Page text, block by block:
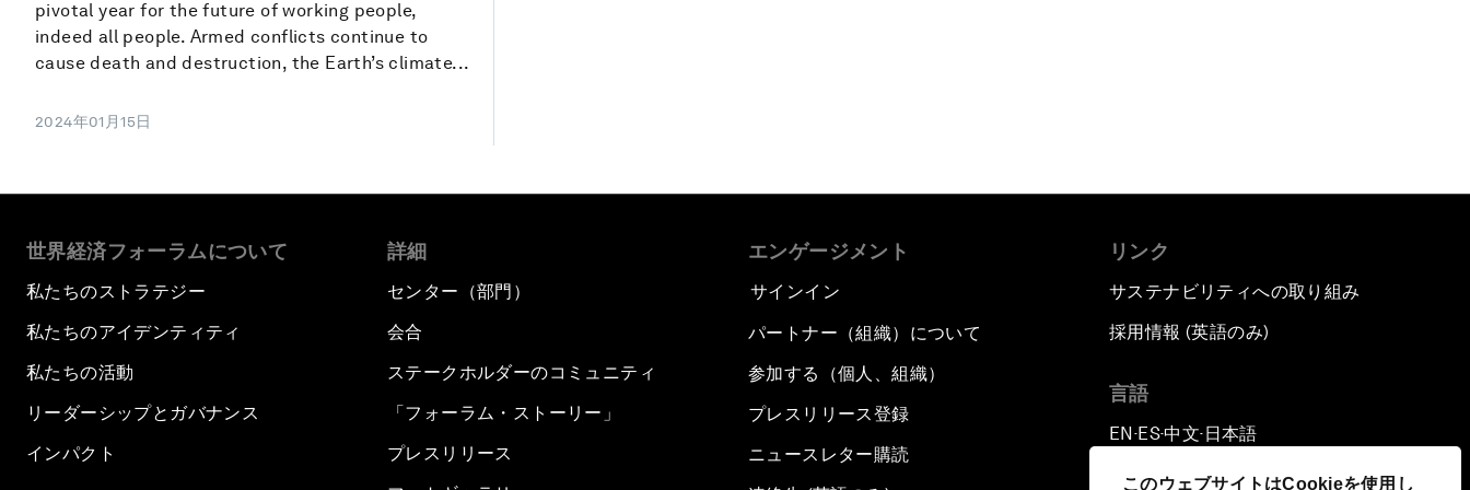
このウェブサイトはCookieを使用し
pivotal year for the future of working people,
indeed all people. Armed conflicts continue to
cause death and destruction, the Earth’s climate...
2024年01月15日
世界経済フォーラムについて
私たちのストラテジー
私たちのアイデンティティ
私たちの活動
リーダーシップとガバナンス
インパクト
詳細
センター（部門）
会合
ステークホルダーのコミュニティ
「フォーラム・ストーリー」
プレスリリース
エンゲージメント
サインイン
パートナー（組織）について
参加する（個人、組織）
プレスリリース登録
ニュースレター購読
リンク
サステナビリティへの取り組み
採用情報 (英語のみ)
言語
EN ▪ ES▪中文▪ 日本語